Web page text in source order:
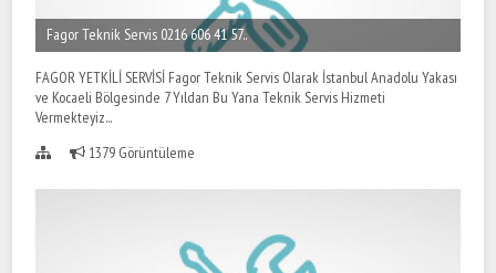
Fagor Teknik Servis 0216 606 41 57..
FAGOR YETKİLİ SERVİSİ Fagor Teknik Servis Olarak İstanbul Anadolu Yakası
ve Kocaeli Bölgesinde 7 Yıldan Bu Yana Teknik Servis Hizmeti
Vermekteyiz...
1379 Görüntüleme